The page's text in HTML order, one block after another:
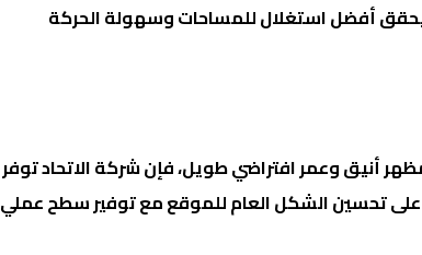
يحقق أفضل استغلال للمساحات وسهولة الحركة
أنيق وعمر افتراضي طويل، فإن شركة الاتحاد توفر
تحسين الشكل العام للموقع مع توفير سطح عملي